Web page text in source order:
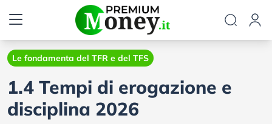
Le fondamenta del TFR e del TFS
1.4 Tempi di erogazione e
disciplina 2026